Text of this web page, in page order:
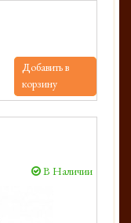
Добавить в
корзину
В Наличии